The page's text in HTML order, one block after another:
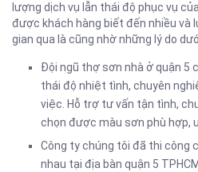
lượng dịch vụ lẫn thái độ phục vụ
được khách hàng biết đến nhiều và
gian qua là cũng nhờ những lý do
Đội ngũ thợ sơn nhà ở quận 5
thái độ nhiệt tình, chuyên
việc. Hỗ trợ tư vấn tận tình,
chọn được màu sơn phù hợp,
Công ty chúng tôi đã thi công
nhau tại địa bàn quận 5